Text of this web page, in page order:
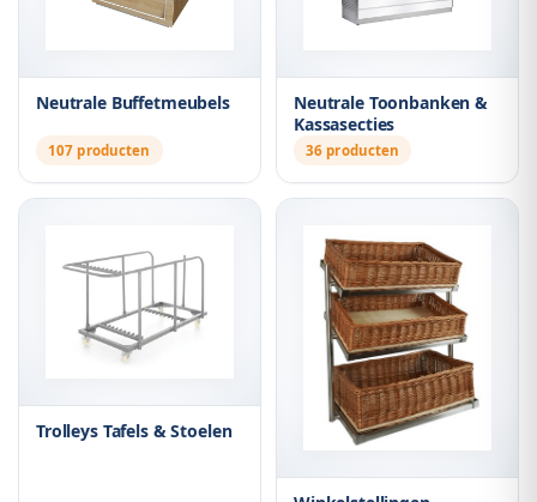
Neutrale Buffetmeubels
107 producten
Neutrale Toonbanken &
Kassasecties
36 producten
Trolleys Tafels & Stoelen